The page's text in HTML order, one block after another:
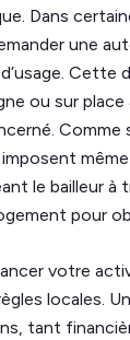
Dans
une
Cette
ou sur place
Comme
le bailleur à
pour
votre
locales.
tant